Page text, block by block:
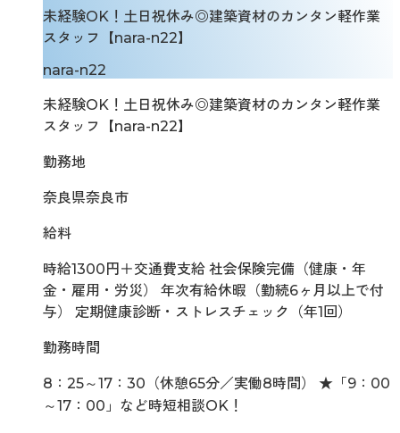
未経験OK！土日祝休み◎建築資材のカンタン軽作業
スタッフ【nara-n22】
nara-n22
未経験OK！土日祝休み◎建築資材のカンタン軽作業
スタッフ【nara-n22】
勤務地
奈良県奈良市
給料
時給1300円＋交通費支給 社会保険完備（健康・年
金・雇用・労災） 年次有給休暇（勤続6ヶ月以上で付
与） 定期健康診断・ストレスチェック（年1回）
勤務時間
8：25～17：30（休憩65分／実働8時間） ★「9：00
～17：00」など時短相談OK！